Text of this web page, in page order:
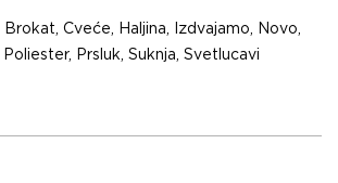
Brokat, Cveće, Haljina, Izdvajamo, Novo,
Poliester, Prsluk, Suknja, Svetlucavi